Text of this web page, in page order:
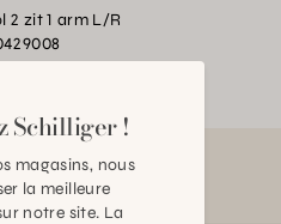
2 zit 1 arm L/R
Schilliger !
magasins, nous
la meilleure
notre site. La